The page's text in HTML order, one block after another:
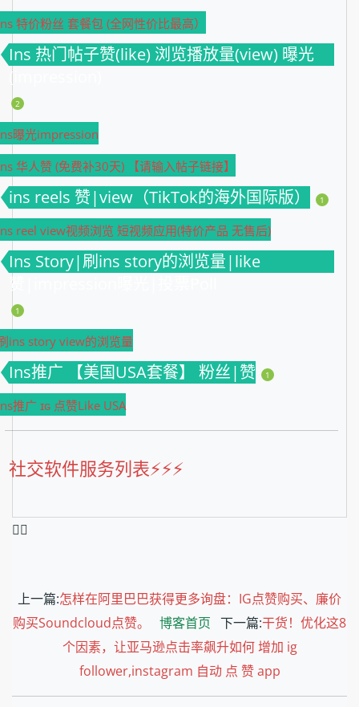
特价粉丝 套餐包 (全网性价比最高）
Ins 热门帖子赞(like) 浏览播放量(view) 曝光
(impression)
2
曝光impression
华人赞 (免费补30天) 【请输入帖子链接】
ins reels 赞|view（TikTok的海外国际版） 1
reel view视频浏览 短视频应用(特价产品 无售后)
Ins Story|刷ins story的浏览量|like
赞|impression曝光|投票Poll
1
ins story view的浏览量
Ins推广 【美国USA套餐】 粉丝|赞 1
推广 ɪɢ 点赞Like USA
社交软件服务列表⚡️⚡️⚡️
❤️‍🔥
上一篇:怎样在阿里巴巴获得更多询盘：IG点赞购买、廉价
购买Soundcloud点赞。
博客首页 下一篇:干货！优化这8
个因素，让亚马逊点击率飙升如何 增加 ig
follower,instagram 自动 点 赞 app